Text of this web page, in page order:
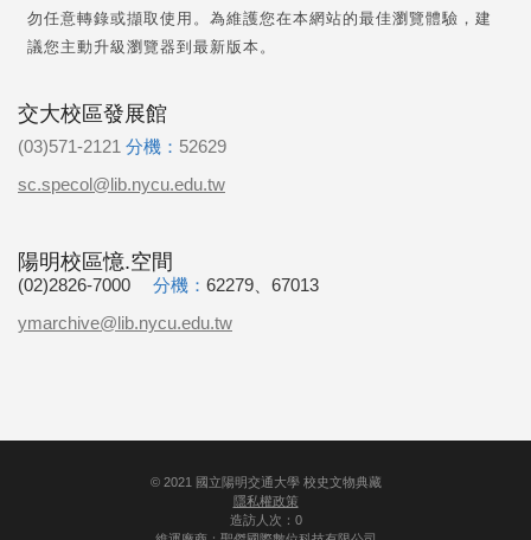
勿任意轉錄或擷取使用。為維護您在本網站的最佳瀏覽體驗，建
議您主動升級瀏覽器到最新版本。
交大校區發展館
(03)571-2121 分機： 52629
sc.specol@lib.nycu.edu.tw
陽明校區憶.空間
(02)2826-7000 分機： 62279、67013
ymarchive@lib.nycu.edu.tw
© 2021 國立陽明交通大學 校史文物典藏
隱私權政策
造訪人次：0